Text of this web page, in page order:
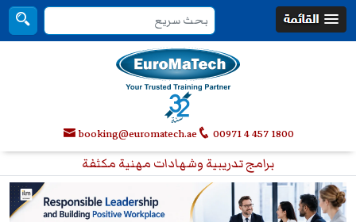
00971 4 457 1800
booking@euromatech.ae
برامج تدريبية وشهادات مهنية مكثفة